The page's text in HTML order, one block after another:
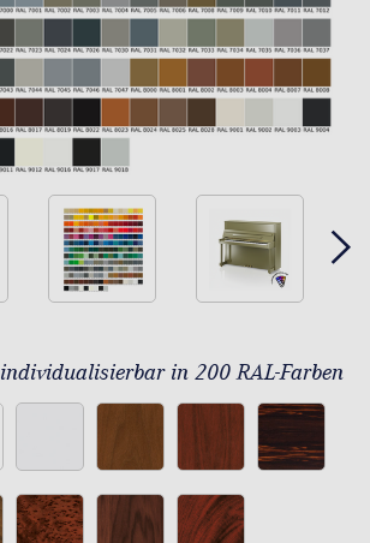
individualisierbar in 200 RAL-Farben